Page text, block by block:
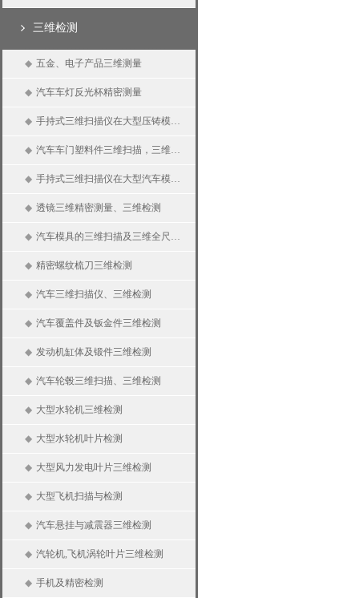
三维检测
◆ 五金、电子产品三维测量
◆ 汽车车灯反光杯精密测量
◆ 手持式三维扫描仪在大型压铸模具三维检测上的应用
◆ 汽车车门塑料件三维扫描，三维检测
◆ 手持式三维扫描仪在大型汽车模具上的应用
◆ 透镜三维精密测量、三维检测
◆ 汽车模具的三维扫描及三维全尺寸检测
◆ 精密螺纹梳刀三维检测
◆ 汽车三维扫描仪、三维检测
◆ 汽车覆盖件及钣金件三维检测
◆ 发动机缸体及锻件三维检测
◆ 汽车轮毂三维扫描、三维检测
◆ 大型水轮机三维检测
◆ 大型水轮机叶片检测
◆ 大型风力发电叶片三维检测
◆ 大型飞机扫描与检测
◆ 汽车悬挂与减震器三维检测
◆ 汽轮机,飞机涡轮叶片三维检测
◆ 手机及精密检测